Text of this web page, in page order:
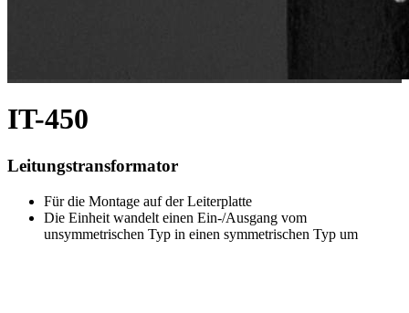
IT-450
Leitungstransformator
Für die Montage auf der Leiterplatte
Die Einheit wandelt einen Ein-/Ausgang vom
unsymmetrischen Typ in einen symmetrischen Typ um